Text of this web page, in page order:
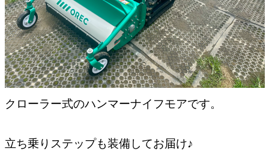
クローラー式のハンマーナイフモアです。
立ち乗りステップも装備してお届け♪